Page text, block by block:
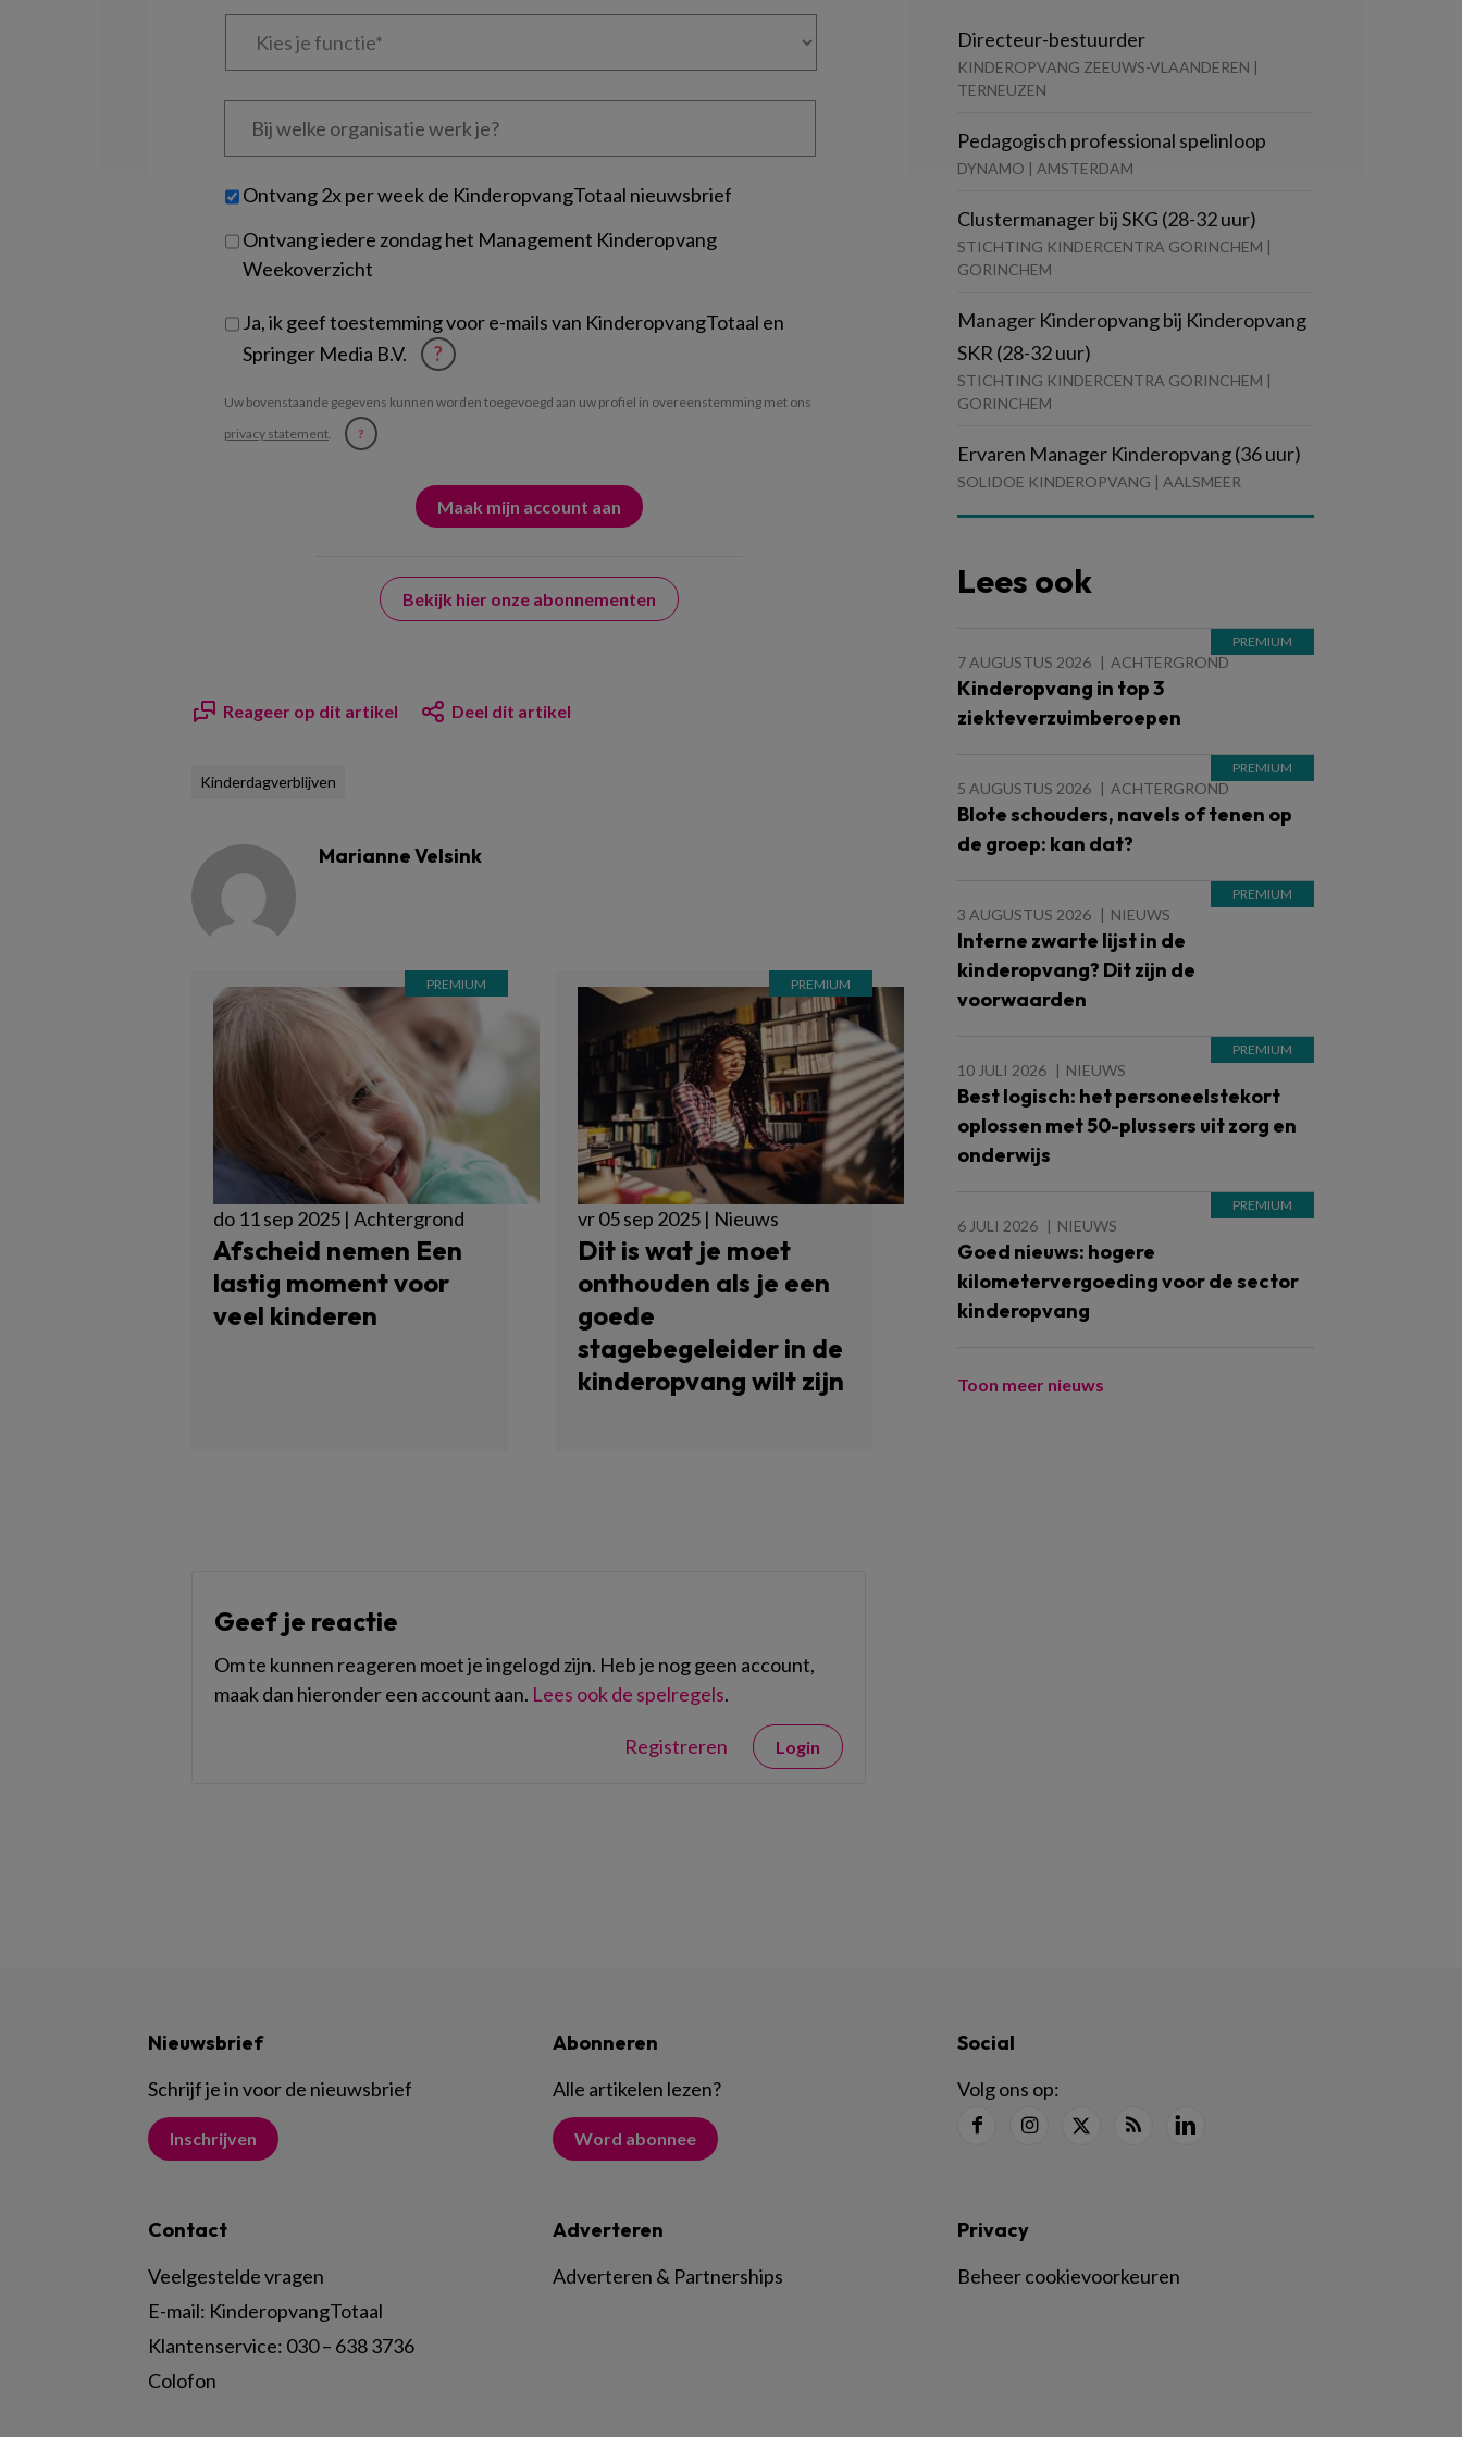
Kies
Bij
welke
je?
Untitled
Ontvang 2x per week de KinderopvangTotaal nieuwsbrief
Ontvang iedere zondag het Management Kinderopvang
Weekoverzicht
Ja, ik geef toestemming voor e-mails van KinderopvangTotaal en
Springer Media B.V.
?
Uw bovenstaande gegevens kunnen worden toegevoegd aan uw profiel in overeenstemming met ons
privacy statement. ?
Bekijk hier onze abonnementen
Reageer op dit artikel Deel dit artikel
Kinderdagverblijven
Marianne Velsink
do 11 sep 2025 | Achtergrond
Afscheid nemen Een
lastig moment voor
veel kinderen
vr 05 sep 2025 | Nieuws
Dit is wat je moet
onthouden als je een
goede
stagebegeleider in de
kinderopvang wilt zijn
Geef je reactie
Om te kunnen reageren moet je ingelogd zijn. Heb je nog geen account,
maak dan hieronder een account aan. Lees ook de spelregels.
Registreren Login
Directeur-bestuurder
KINDEROPVANG ZEEUWS-VLAANDEREN |
TERNEUZEN
Pedagogisch professional spelinloop
DYNAMO | AMSTERDAM
Clustermanager bij SKG (28-32 uur)
STICHTING KINDERCENTRA GORINCHEM |
GORINCHEM
Manager Kinderopvang bij Kinderopvang
SKR (28-32 uur)
STICHTING KINDERCENTRA GORINCHEM |
GORINCHEM
Ervaren Manager Kinderopvang (36 uur)
SOLIDOE KINDEROPVANG | AALSMEER
Lees ook
7 AUGUSTUS 2026 ACHTERGROND
Kinderopvang in top 3
ziekteverzuimberoepen
5 AUGUSTUS 2026 ACHTERGROND
Blote schouders, navels of tenen op
de groep: kan dat?
3 AUGUSTUS 2026 NIEUWS
Interne zwarte lijst in de
kinderopvang? Dit zijn de
voorwaarden
10 JULI 2026 NIEUWS
Best logisch: het personeelstekort
oplossen met 50-plussers uit zorg en
onderwijs
6 JULI 2026 NIEUWS
Goed nieuws: hogere
kilometervergoeding voor de sector
kinderopvang
Toon meer nieuws
Nieuwsbrief
Schrijf je in voor de nieuwsbrief
Inschrijven
Abonneren
Alle artikelen lezen?
Word abonnee
Social
Volg ons op:
Contact
Veelgestelde vragen
E-mail: KinderopvangTotaal
Klantenservice: 030 – 638 3736
Colofon
Adverteren
Adverteren & Partnerships
Privacy
Beheer cookievoorkeuren